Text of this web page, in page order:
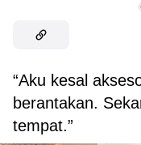
“Aku kesal
berantakan.
tempat.”